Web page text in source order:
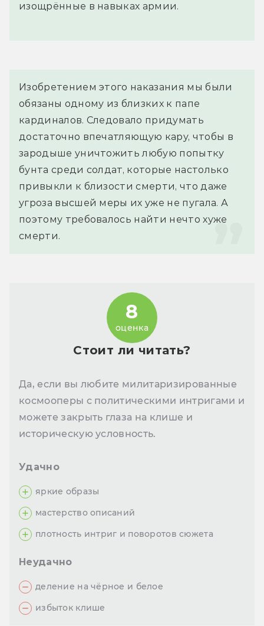
изощрённые в навыках армии.
Изобретением этого наказания мы были
обязаны одному из близких к папе
кардиналов. Следовало придумать
достаточно впечатляющую кару, чтобы в
зародыше уничтожить любую попытку
бунта среди солдат, которые настолько
привыкли к близости смерти, что даже
угроза высшей меры их уже не пугала. А
поэтому требовалось найти нечто хуже
смерти.
Стоит ли читать?
8
оценка
Да, если вы любите милитаризированные
космооперы с политическими интригами и
можете закрыть глаза на клише и
историческую условность.
Удачно
яркие образы
мастерство описаний
плотность интриг и поворотов сюжета
Неудачно
деление на чёрное и белое
избыток клише